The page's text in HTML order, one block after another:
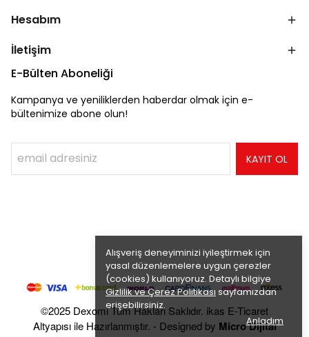
Alışveriş deneyiminizi iyileştirmek için
yasal düzenlemelere uygun çerezler
(cookies) kullanıyoruz. Detaylı bilgiye
Gizlilik ve Çerez Politikası sayfamızdan
erişebilirsiniz.
Anladım
Hesabım
İletişim
E-Bülten Aboneliği
Kampanya ve yeniliklerden haberdar olmak için e-
bültenimize abone olun!
KAYIT OL
©2025 Dexomi Tüm Hakları Saklıdır. ikas E-Ticaret
Altyapısı ile Hazırlanmıştır. - Designed by Micro Dijital